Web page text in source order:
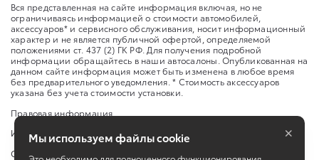
Вся представленная на сайте информация включая, но не
ограничиваясь информацией о стоимости автомобилей,
аксессуаров* и сервисного обслуживания, носит информационный
характер и не является публичной офертой, определяемой
положениями ст. 437 (2) ГК РФ. Для получения подробной
информации обращайтесь в наши автосалоны. Опубликованная на
данном сайте информация может быть изменена в любое время
без предварительного уведомления. * Стоимость аксессуаров
указана без учета стоимости установки.
Правовая информация
Изменить настройку cookies
Сбросить cookie
Мы используем файлы cookie ×